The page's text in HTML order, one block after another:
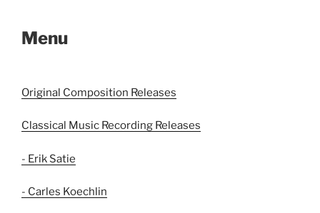
Menu
Original Composition Releases
Classical Music Recording Releases
- Erik Satie
- Carles Koechlin